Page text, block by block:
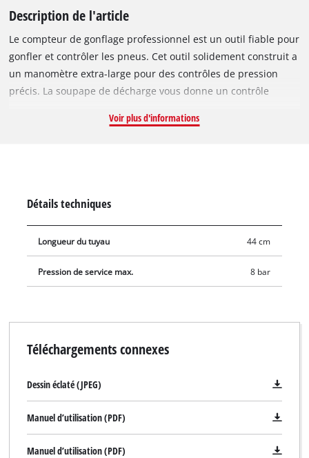
Description de l'article
Le compteur de gonflage professionnel est un outil fiable pour
gonfler et contrôler les pneus. Cet outil solidement construit a
un manomètre extra-large pour des contrôles de pression
précis. La soupape de décharge vous donne un contrôle
niveau requis. Pour un gonflage encore plus facile des pneus
Voir plus d'informations
Détails techniques
Longueur du tuyau 44 cm
Pression de service max. 8 bar
Téléchargements connexes
Dessin éclaté (JPEG)
Manuel d’utilisation (PDF)
Manuel d’utilisation (PDF)